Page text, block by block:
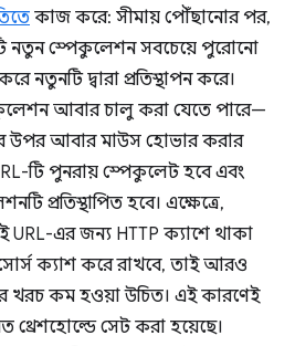
কাজ করে: সীমায় পৌঁছানোর পর,
নতুন স্পেকুলেশন সবচেয়ে পুরোনো
নতুনটি দ্বারা প্রতিস্থাপন করে।
আবার চালু করা যেতে পারে—
উপর আবার মাউস হোভার করার
টি পুনরায় স্পেকুলেট হবে এবং
প্রতিস্থাপিত হবে। এক্ষেত্রে,
URL-এর জন্য HTTP ক্যাশে থাকা
ক্যাশ করে রাখবে, তাই আরও
কম হওয়া উচিত। এই কারণেই
থ্রেশহোল্ডে সেট করা হয়েছে।